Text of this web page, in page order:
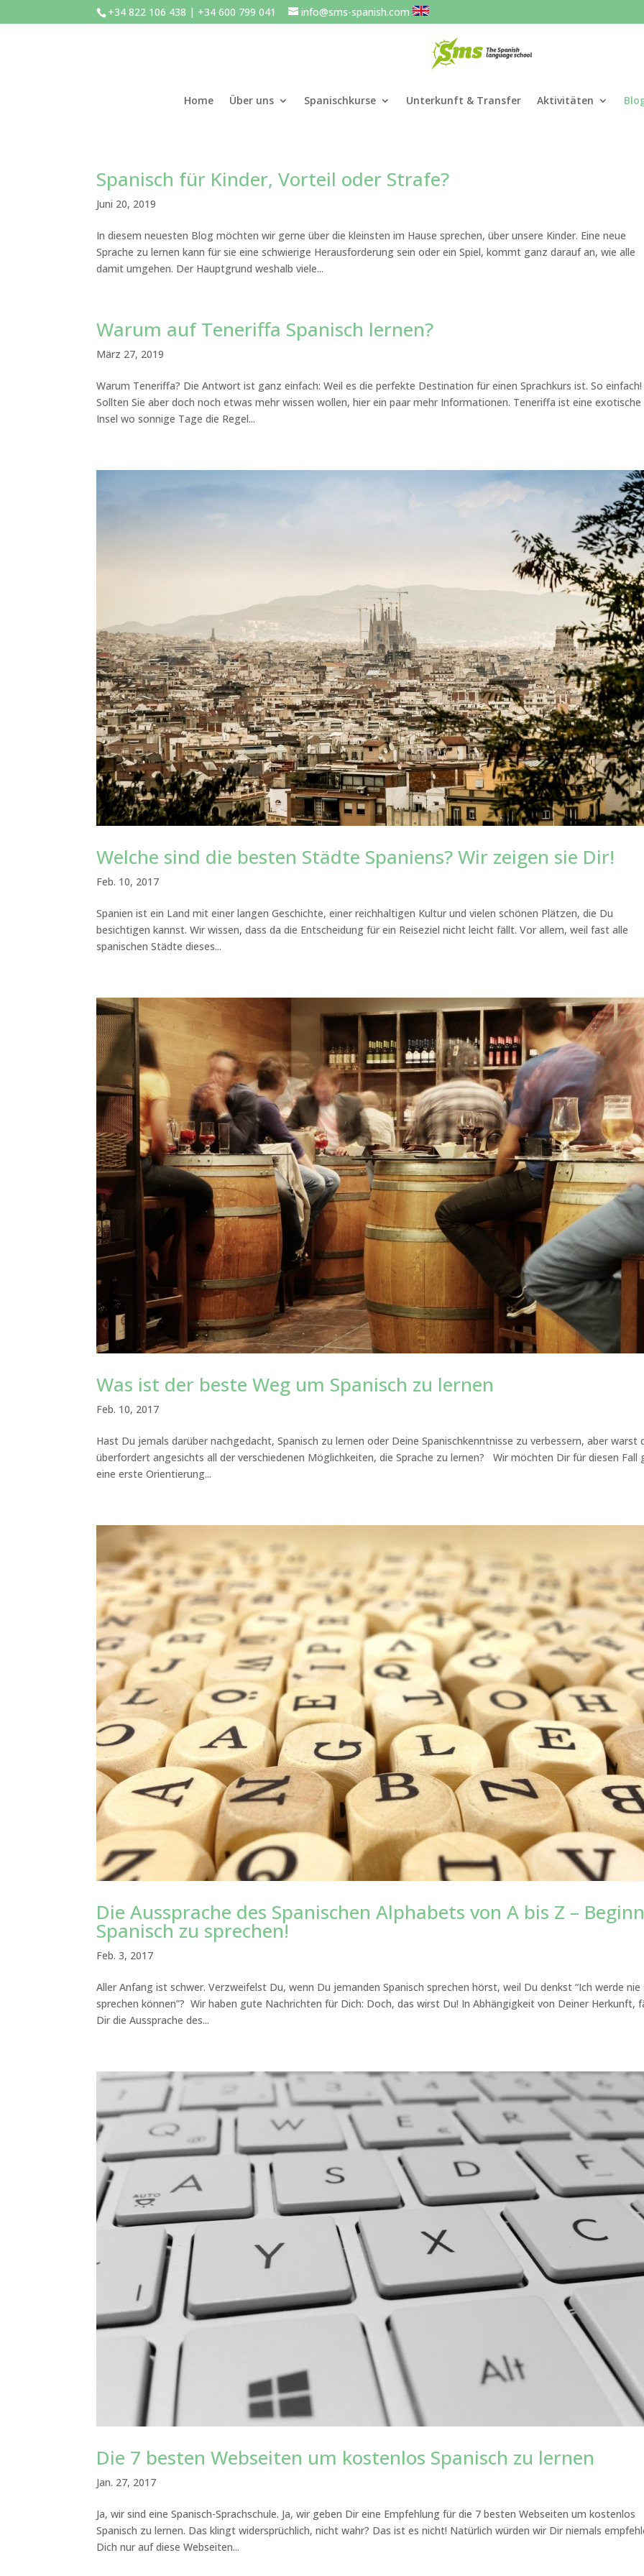
+34 822 106 438 | +34 600 799 041 info@sms-spanish.com
Home Über uns Spanischkurse Unterkunft & Transfer Aktivitäten
Spanisch für Kinder, Vorteil oder Strafe?
Juni 20, 2019
In diesem neuesten Blog möchten wir gerne über die kleinsten im Hause sprechen, über unsere Kinder. Eine neue
Sprache zu lernen kann für sie eine schwierige Herausforderung sein oder ein Spiel, kommt ganz darauf an, wie alle
damit umgehen. Der Hauptgrund weshalb viele...
Warum auf Teneriffa Spanisch lernen?
März 27, 2019
Warum Teneriffa? Die Antwort ist ganz einfach: Weil es die perfekte Destination für einen Sprachkurs ist. So einfach!
Sollten Sie aber doch noch etwas mehr wissen wollen, hier ein paar mehr Informationen. Teneriffa ist eine exotische
Insel wo sonnige Tage die Regel...
Welche sind die besten Städte Spaniens? Wir zeigen sie Dir!
Feb. 10, 2017
Spanien ist ein Land mit einer langen Geschichte, einer reichhaltigen Kultur und vielen schönen Plätzen, die Du
besichtigen kannst. Wir wissen, dass da die Entscheidung für ein Reiseziel nicht leicht fällt. Vor allem, weil fast alle
spanischen Städte dieses...
Was ist der beste Weg um Spanisch zu lernen
Feb. 10, 2017
Hast Du jemals darüber nachgedacht, Spanisch zu lernen oder Deine Spanischkenntnisse zu verbessern, aber warst
überfordert angesichts all der verschiedenen Möglichkeiten, die Sprache zu lernen? Wir möchten Dir für diesen Fall
eine erste Orientierung...
Die Aussprache des Spanischen Alphabets von A bis Z –
Spanisch zu sprechen!
Feb. 3, 2017
Aller Anfang ist schwer. Verzweifelst Du, wenn Du jemanden Spanisch sprechen hörst, weil Du denkst “Ich werde nie
sprechen können”? Wir haben gute Nachrichten für Dich: Doch, das wirst Du! In Abhängigkeit von Deiner Herkunft,
Dir die Aussprache des...
Die 7 besten Webseiten um kostenlos Spanisch zu lernen
Jan. 27, 2017
Ja, wir sind eine Spanisch-Sprachschule. Ja, wir geben Dir eine Empfehlung für die 7 besten Webseiten um kostenlos
Spanisch zu lernen. Das klingt widersprüchlich, nicht wahr? Das ist es nicht! Natürlich würden wir Dir niemals
Dich nur auf diese Webseiten...